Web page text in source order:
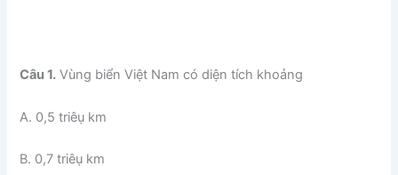
Câu 1. Vùng biển Việt Nam có diện tích khoảng
A. 0,5 triêụ km
B. 0,7 triêụ km